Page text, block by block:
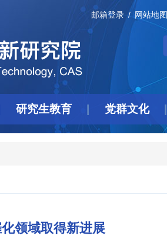
邮箱登录 网站地图
研究生教育 党群文化
领域取得新进展